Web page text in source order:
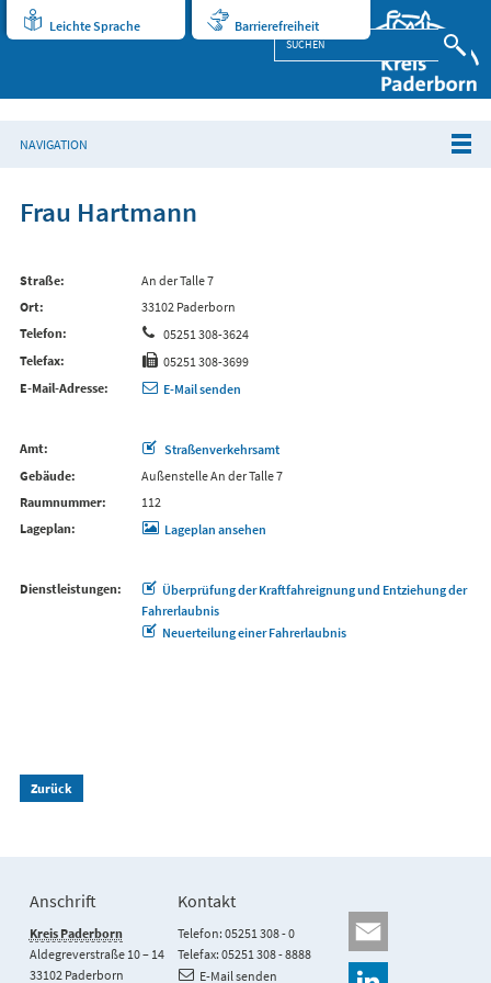
Leichte Sprache Barrierefreiheit
NAVIGATION
Frau Hartmann
Straße
An der Talle 7
Ort
33102 Paderborn
Telefon
05251 308-3624
Telefax
05251 308-3699
E-Mail-Adresse
E-Mail senden
Amt
Straßenverkehrsamt
Gebäude
Außenstelle An der Talle 7
Raumnummer
112
Lageplan
Lageplan ansehen
Dienstleistungen
Überprüfung der Kraftfahreignung und Entziehung der
Fahrerlaubnis
Neuerteilung einer Fahrerlaubnis
Zurück
Anschrift
Kreis Paderborn
Aldegreverstraße 10 – 14
33102 Paderborn
Kontakt
Telefon: 05251 308 - 0
Telefax: 05251 308 - 8888
E-Mail senden